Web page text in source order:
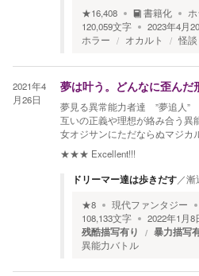
★16,408 書籍化
120,059文字 2023年4月
ホラー
オカルト 怪談
2021年4
月26日
夢は叶う。どんなに歪んだ
夢見る異常能力者達 ”夢追人”
互いの正義や理想が絡み合う異
女オジサンにただならぬマジカ
★★★ Excellent!!!
ドリーマー達は歩きだす／漸
★8 現代ファンタジー
108,133文字 2022年1月8
残酷描写有り 暴力描写
異能力バトル